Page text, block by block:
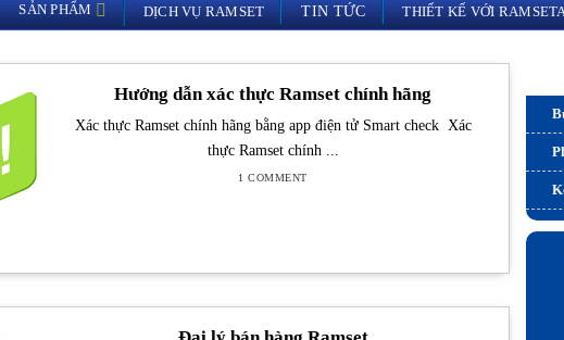
SẢN PHẨM DỊCH VỤ RAMSET TIN TỨC THIẾT KẾ VỚI
Hướng dẫn xác thực Ramset chính hãng
Xác thực Ramset chính hãng bằng app điện tử Smart check Xác
thực Ramset chính ...
1 COMMENT